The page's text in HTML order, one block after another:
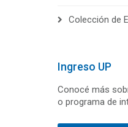
Colección de
Ingreso UP
Conocé más
o programa de